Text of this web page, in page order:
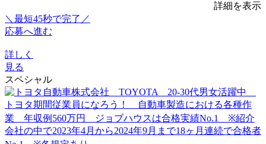
詳細を表示
＼最短45秒で完了／
応募へ進む
詳しく
見る
スペシャル